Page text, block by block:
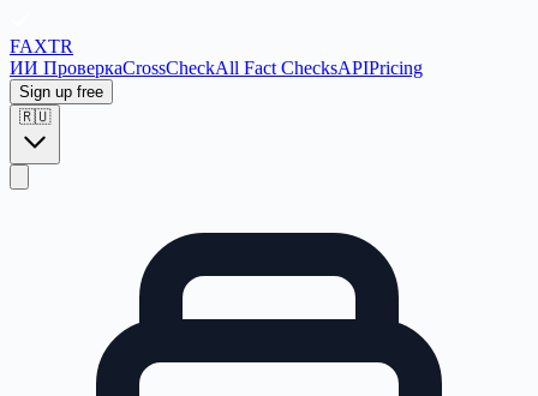
FAXTR
ИИ ПроверкаCrossCheckAll Fact ChecksAPIPricing
Sign up free
🇷🇺